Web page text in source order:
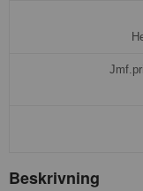
Beskrivning